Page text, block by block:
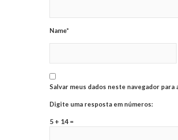
Name*
Salvar meus dados neste navegador para
Digite uma resposta em números:
5 + 14 =